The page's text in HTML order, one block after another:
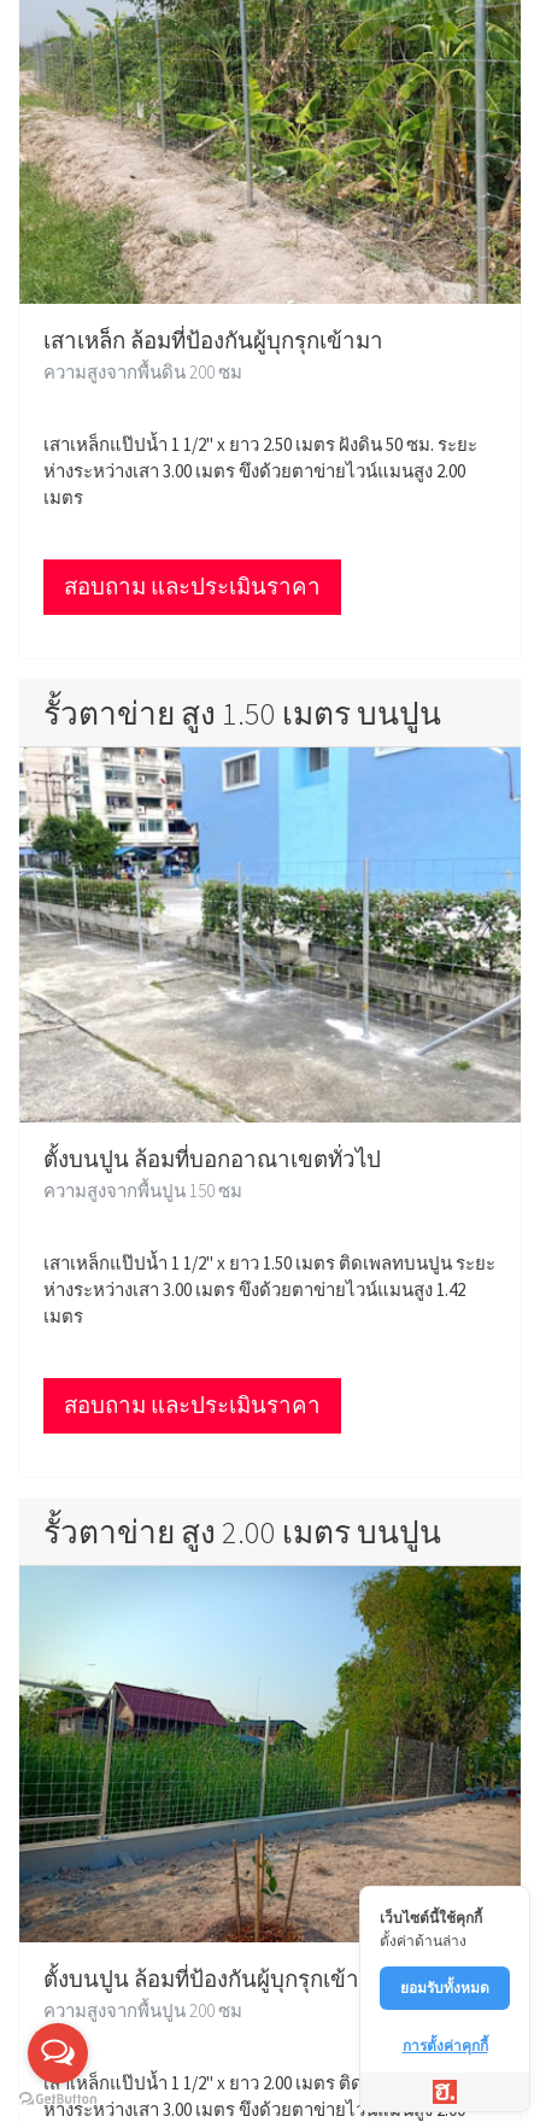
เสาเหล็ก ล้อมที่ป้องกันผู้บุกรุกเข้ามา
ความสูงจากพื้นดิน 200 ซม
เสาเหล็กแป๊ปน้ำ 1 1/2" x ยาว 2.50 เมตร ฝังดิน 50 ซม. ระยะ
ห่างระหว่างเสา 3.00 เมตร ขึงด้วยตาข่ายไวน์แมนสูง 2.00
เมตร
สอบถาม และประเมินราคา
รั้วตาข่าย สูง 1.50 เมตร บนปูน
ตั้งบนปูน ล้อมที่บอกอาณาเขตทั่วไป
ความสูงจากพื้นปูน 150 ซม
เสาเหล็กแป๊ปน้ำ 1 1/2" x ยาว 1.50 เมตร ติดเพลทบนปูน ระยะ
ห่างระหว่างเสา 3.00 เมตร ขึงด้วยตาข่ายไวน์แมนสูง 1.42
เมตร
สอบถาม และประเมินราคา
รั้วตาข่าย สูง 2.00 เมตร บนปูน
ตั้งบนปูน ล้อมที่ป้องกันผู้บุกรุกเข้ามา
ความสูงจากพื้นปูน 200 ซม
เสาเหล็กแป๊ปน้ำ 1 1/2" x ยาว 2.00 เมตร ติดเพลทบนปูน ระยะ
ห่างระหว่างเสา 3.00 เมตร ขึงด้วยตาข่ายไวน์แมนสูง 2.00
เว็บไซต์นี้ใช้คุกกี้
ตั้งค่าด้านล่าง
ยอมรับทั้งหมด
การตั้งค่าคุกกี้